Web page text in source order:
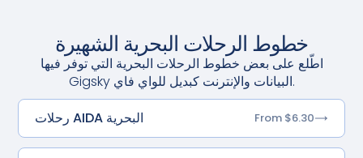
خطوط الرحلات البحرية الشهيرة
اطّلع على بعض خطوط الرحلات البحرية التي توفر فيها
Gigsky البيانات والإنترنت كبديل للواي فاي.
رحلات AIDA البحرية
From $6.30